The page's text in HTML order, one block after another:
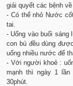
giải quyết các bệnh
- Có thể nhỏ Nước
tai.
- Uống vào buổi
con bú đều dùng
uống nhiều nước để
- Với người khoẻ :
mạnh thì ngày 1 lần
30phút.